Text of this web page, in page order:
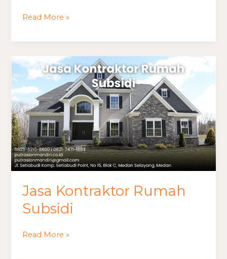
Read More »
Jasa Kontraktor Rumah
Subsidi
Jasa
Kontraktor
Rumah
Subsidi
Read More »